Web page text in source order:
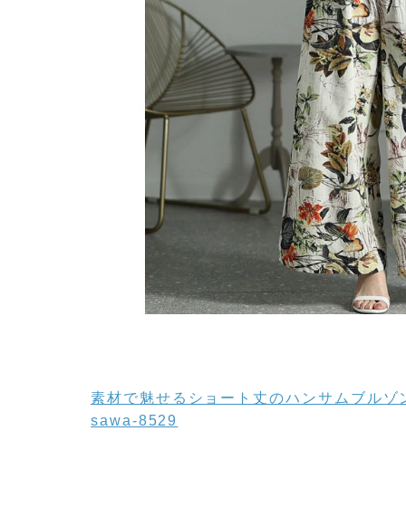
素材で魅せるショート丈のハンサムブルゾ
sawa-8529